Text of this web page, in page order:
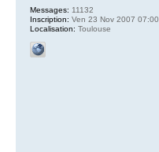
Messages: 11132
Inscription: Ven 23 Nov 2007 07:00
Localisation: Toulouse